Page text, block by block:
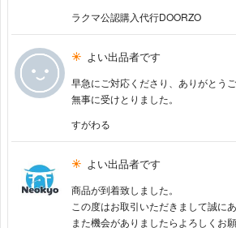
ラクマ公認購入代行DOORZO
よい出品者です
早急にご対応くださり、ありがとうご
無事に受けとりました。
すがわる
よい出品者です
商品が到着致しました。
この度はお取引いただきまして誠に
また機会がありましたらよろしくお願